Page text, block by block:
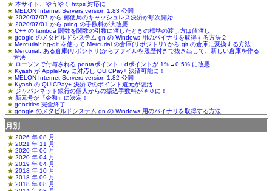
本サイト、やうやく https 対応に
MELON Internet Servers version 1.83 公開
2020/07/07 から 郵便局のキャッシュレス決済が順次開始
2020/07/01 から pring の手数料が大改悪
C++ の lambda 関数を関数の引数に渡したときの標準の渡し方は値渡し
google のメタビルドシステム gn の Windows 用のバイナリを取得する方法２
Mercurial: hg-git を使って Mercurial の倉庫(リポジトリ) から git の倉庫に変換する方法
Mercurial: ある倉庫(リポジトリ)からファイルを履歴付きで抜き出して、新しい倉庫を作る
方法
ローソンで付与される pontaポイント・dポイントが 1%→0.5% に改悪
Kyash が ApplePay に対応し QUICPay+ 決済可能に！
MELON Internet Servers version 1.82 公開
Kyash の QUICPay+ 決済でのポイント還元が復活
ジャパンネット銀行の個人からの振込手数料が￥０に！
新元号が「令和」に決定！
geocities 完全終了
google のメタビルドシステム gn の Windows 用のバイナリを取得する方法
月別
2026 年 08 月
2021 年 11 月
2020 年 06 月
2020 年 04 月
2019 年 04 月
2018 年 10 月
2018 年 09 月
2018 年 08 月